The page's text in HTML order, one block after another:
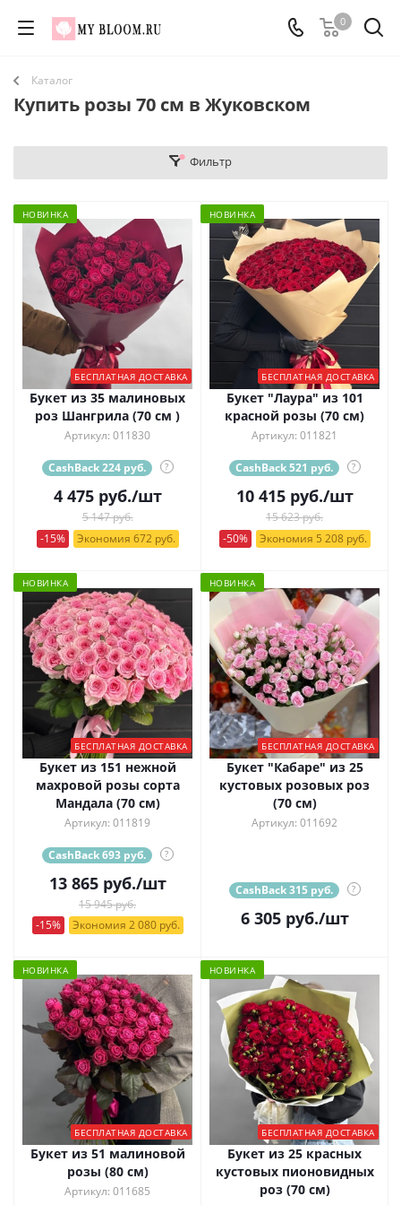
0
Каталог
Купить розы 70 см в Жуковском
Фильтр
НОВИНКА
БЕСПЛАТНАЯ ДОСТАВКА
Букет из 35 малиновых
роз Шангрила (70 см )
Артикул: 011830
CashBack 224 руб. ?
4 475руб./шт
5 147 руб.
-15%
Экономия 672 руб.
НОВИНКА
БЕСПЛАТНАЯ ДОСТАВКА
Букет "Лаура" из 101
красной розы (70 см)
Артикул: 011821
CashBack 521 руб. ?
10 415руб./шт
15 623 руб.
-50%
Экономия 5 208 руб.
НОВИНКА
БЕСПЛАТНАЯ ДОСТАВКА
Букет из 151 нежной
махровой розы сорта
Мандала (70 см)
Артикул: 011819
CashBack 693 руб. ?
13 865руб./шт
15 945 руб.
-15%
Экономия 2 080 руб.
НОВИНКА
БЕСПЛАТНАЯ ДОСТАВКА
Букет "Кабаре" из 25
кустовых розовых роз
(70 см)
Артикул: 011692
CashBack 315 руб. ?
6 305руб./шт
НОВИНКА
БЕСПЛАТНАЯ ДОСТАВКА
Букет из 51 малиновой
розы (80 см)
Артикул: 011685
НОВИНКА
БЕСПЛАТНАЯ ДОСТАВКА
Букет из 25 красных
кустовых пионовидных
роз (70 см)